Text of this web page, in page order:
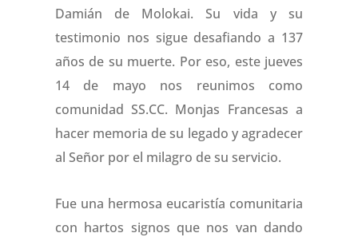
Damián de Molokai. Su vida y su
testimonio nos sigue desafiando a 137
años de su muerte. Por eso, este jueves
14 de mayo nos reunimos como
comunidad SS.CC. Monjas Francesas a
hacer memoria de su legado y agradecer
al Señor por el milagro de su servicio.
Fue una hermosa eucaristía comunitaria
con hartos signos que nos van dando